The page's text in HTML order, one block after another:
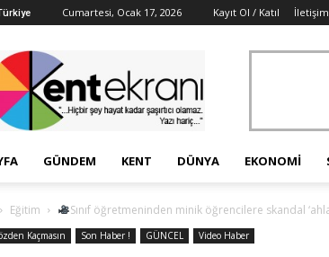
Cumartesi, Ocak 17, 2026 Kayıt Ol / Katıl İletişim
Ekranı
GÜNDEM KENT DÜNYA EKONOMI
Eğitim Sınıf öğretmeninden minik öğrencilere skandal
Kaçmasın Son Haber ! GÜNCEL Video Haber